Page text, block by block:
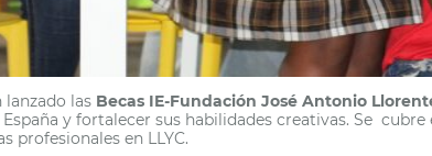
lanzado las Becas IE-Fundación José Antonio
y fortalecer sus habilidades creativas. Se
profesionales en LLYC.